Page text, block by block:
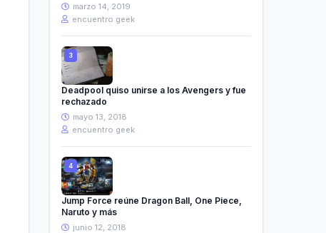
marzo 14, 2019
encuentro geek
Deadpool quiso unirse a los Avengers y fue
rechazado
mayo 13, 2018
encuentro geek
Jump Force reúne Dragon Ball, One Piece,
Naruto y más
junio 12, 2018